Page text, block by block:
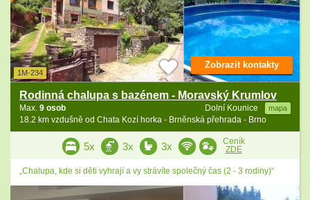
1M-234
Rodinná chalupa s bazénem - Moravský Krumlov
Dolní Kounice mapa
Max. 9 osob
18.2 km vzdušně od Chata Kozí horka - Brněnská přehrada - Brno
Zobrazit kontakty
5x 3x 3x
Ceník
ZDE
„Chalupa, kde si děti vyhrají a vy strávíte společný čas (2 - 3 rodiny)“